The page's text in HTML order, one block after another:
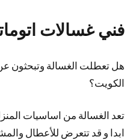
فني غسالات
هل تعطلت الغسالة وتبحثون
الكويت؟
تعد الغسالة من اساسيات
ابدا و قد تتعرض للأعطال